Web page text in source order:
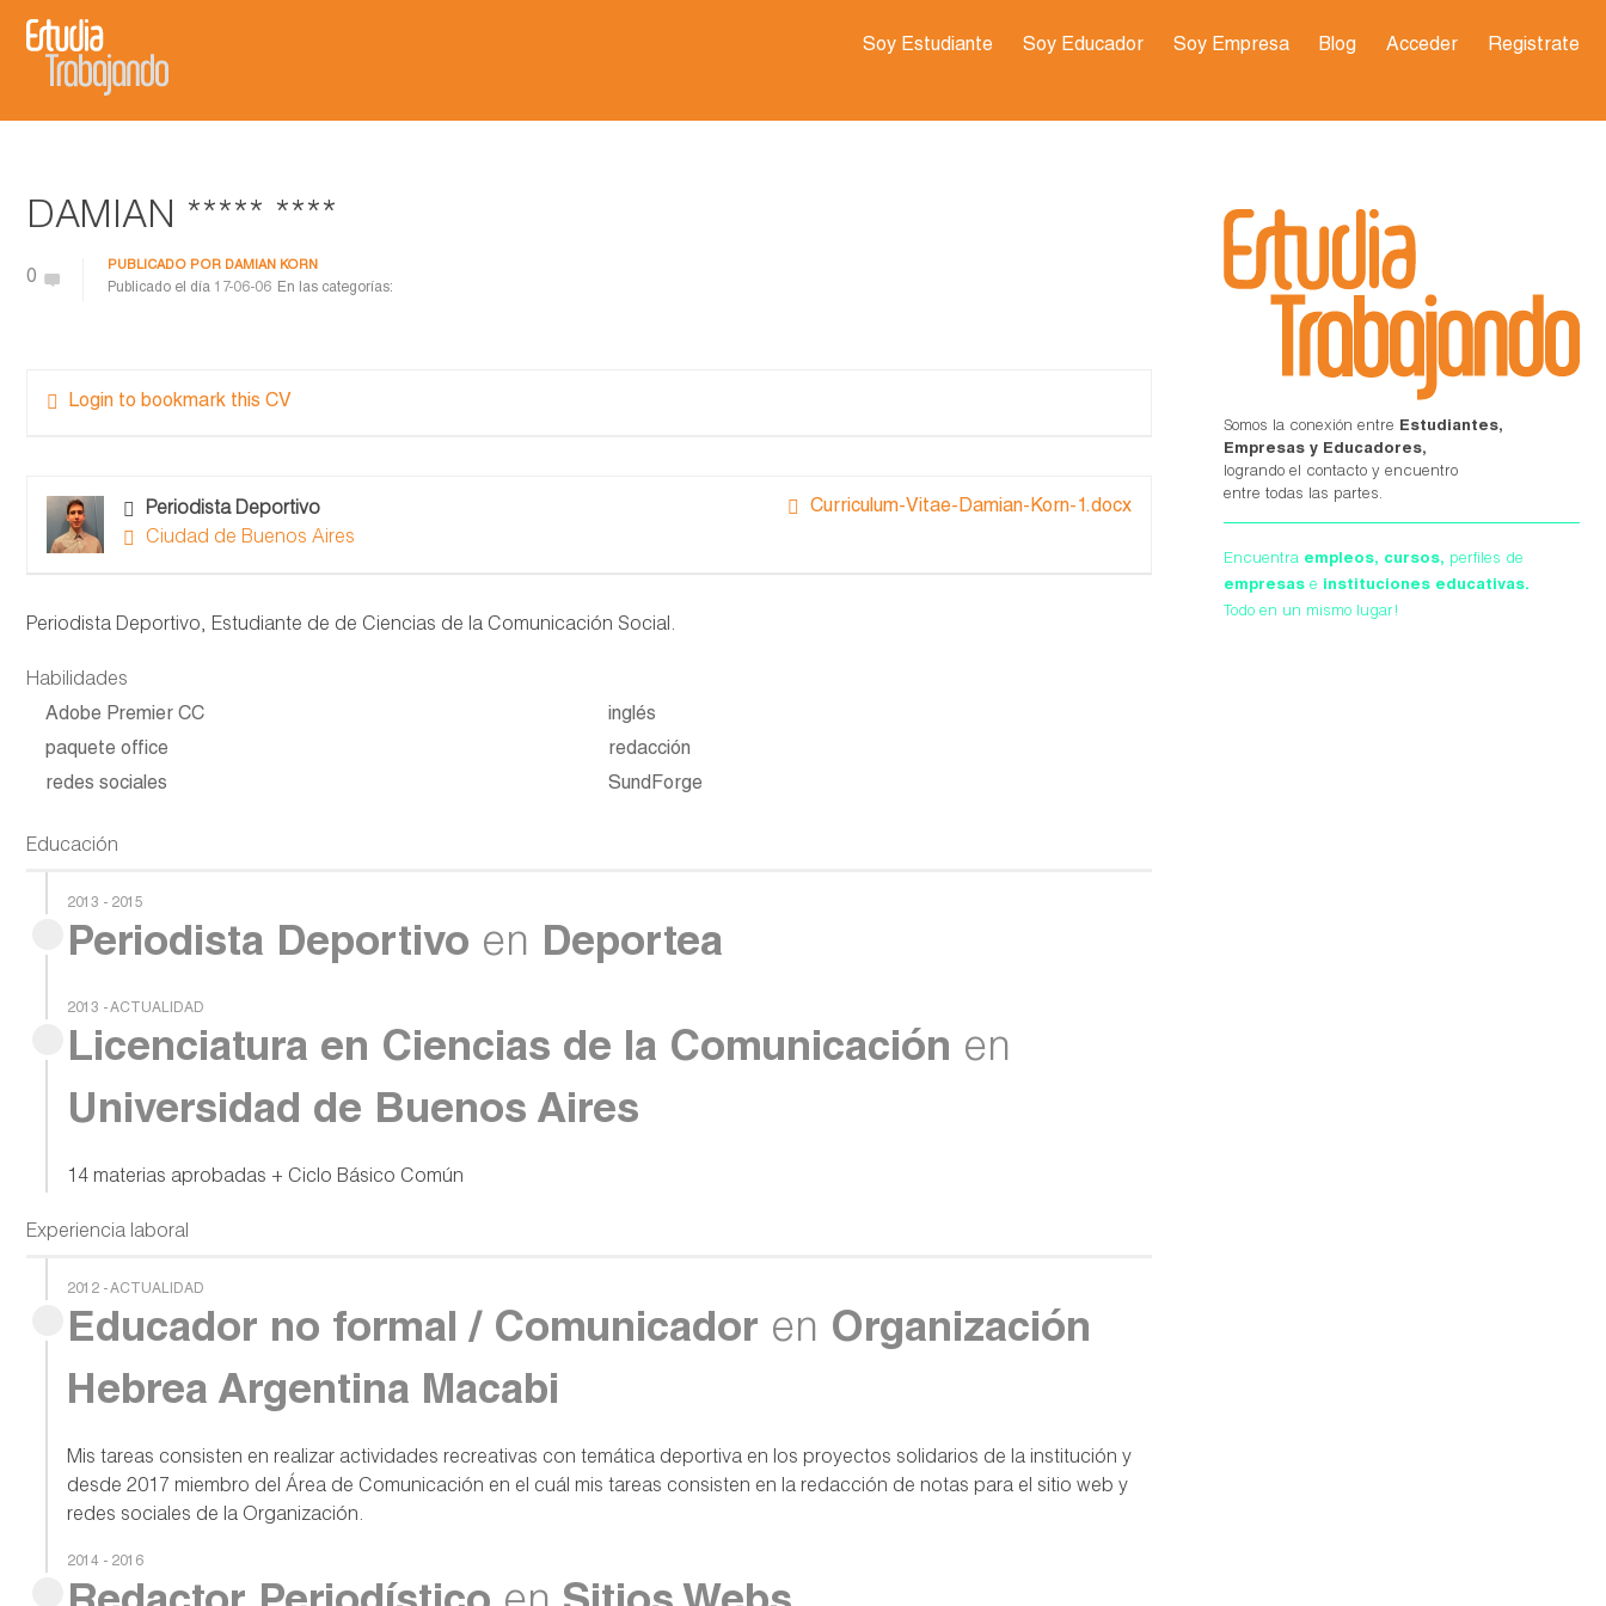
Soy Estudiante Soy Educador Soy Empresa Blog Acceder Registrate
DAMIAN ***** ****
0
PUBLICADO POR DAMIAN KORN
Publicado el día 17-06-06 En las categorías:
Login to bookmark this CV
Curriculum-Vitae-Damian-Korn-1.docx
Periodista Deportivo
Ciudad de Buenos Aires
Periodista Deportivo, Estudiante de de Ciencias de la Comunicación Social.
Habilidades
Adobe Premier CC
inglés
paquete office
redacción
redes sociales
SundForge
Educación
2013 - 2015
Periodista Deportivo en Deportea
2013 - ACTUALIDAD
Licenciatura en Ciencias de la Comunicación en
Universidad de Buenos Aires
14 materias aprobadas + Ciclo Básico Común
Experiencia laboral
2012 - ACTUALIDAD
Educador no formal / Comunicador en Organización
Hebrea Argentina Macabi
Mis tareas consisten en realizar actividades recreativas con temática deportiva en los proyectos solidarios de la institución y
desde 2017 miembro del Área de Comunicación en el cuál mis tareas consisten en la redacción de notas para el sitio web y
redes sociales de la Organización.
2014 - 2016
Somos la conexión entre Estudiantes,
Empresas y Educadores,
logrando el contacto y encuentro
entre todas las partes.
Encuentra empleos, cursos, perfiles de
empresas e instituciones educativas.
Todo en un mismo lugar!